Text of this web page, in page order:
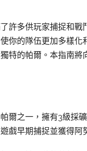
許多供玩家捕捉和
你的隊伍更加多樣
特的帕爾。本指南
爾之一，擁有3級採
戲早期捕捉並獲得